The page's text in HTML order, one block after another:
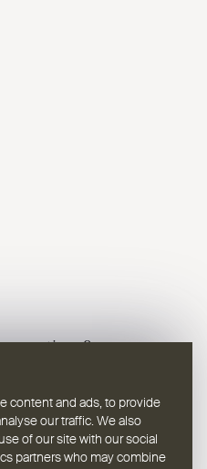
content and ads, to provide
our traffic. We also
of our site with our social
partners who may combine
questions ?